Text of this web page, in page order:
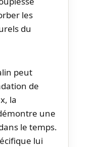
les
du
peut
de
la
une
le temps.
lui